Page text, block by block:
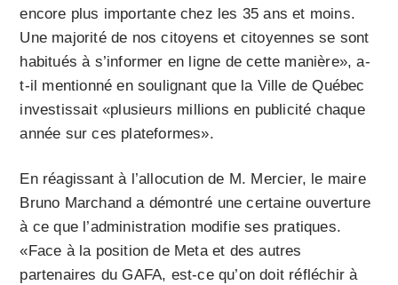
encore plus importante chez les 35 ans et moins.
Une majorité de nos citoyens et citoyennes se sont
habitués à s’informer en ligne de cette manière», a-
t-il mentionné en soulignant que la Ville de Québec
investissait «plusieurs millions en publicité chaque
année sur ces plateformes».
En réagissant à l’allocution de M. Mercier, le maire
Bruno Marchand a démontré une certaine ouverture
à ce que l’administration modifie ses pratiques.
«Face à la position de Meta et des autres
partenaires du GAFA, est-ce qu’on doit réfléchir à